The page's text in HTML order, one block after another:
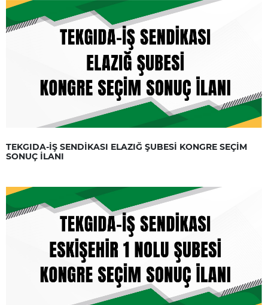
TEKGIDA-İŞ SENDİKASI ELAZIĞ ŞUBESİ KONGRE SEÇİM
SONUÇ İLANI